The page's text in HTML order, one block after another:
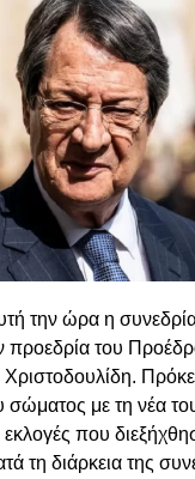
την ώρα η
προεδρία του
σώματος με τη νέα
εκλογές που
τη διάρκεια της